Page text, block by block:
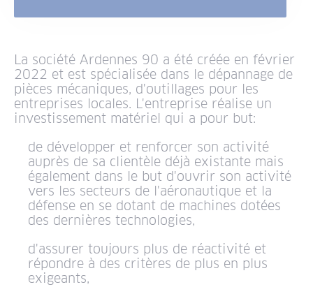
La société Ardennes 90 a été créée en février
2022 et est spécialisée dans le dépannage de
pièces mécaniques, d'outillages pour les
entreprises locales. L'entreprise réalise un
investissement matériel qui a pour but:
de développer et renforcer son activité
auprès de sa clientèle déjà existante mais
également dans le but d'ouvrir son activité
vers les secteurs de l'aéronautique et la
défense en se dotant de machines dotées
des dernières technologies,
d'assurer toujours plus de réactivité et
répondre à des critères de plus en plus
exigeants,